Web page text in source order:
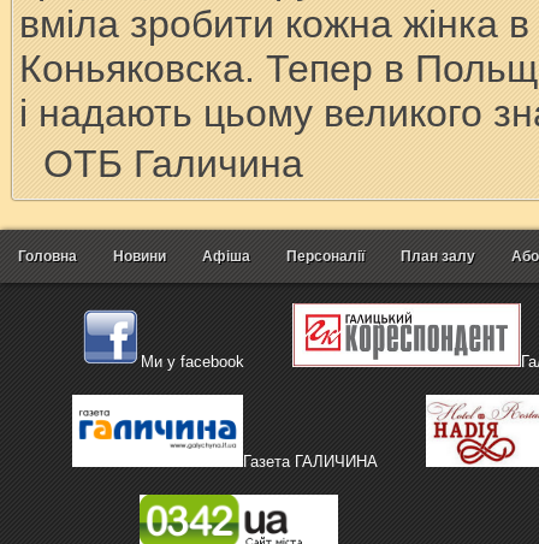
вміла зробити кожна жінка
Коньяковска. Тепер в
і надають цьому великого
ОТБ Галичина
Головна Новини Афіша Персоналії План залу
Ми у facebook
Газета ГАЛИЧИНА